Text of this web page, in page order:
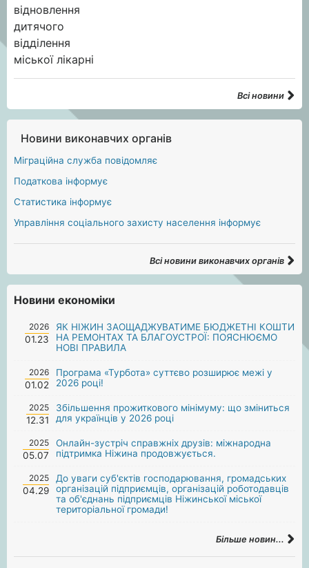
Всі новини
Новини виконавчих органів
Міграційна служба повідомляє
Податкова інформує
Статистика інформує
Управління соціального захисту населення інформує
Всі новини виконавчих органів
Новини економіки
2026
01.23
ЯК НІЖИН ЗАОЩАДЖУВАТИМЕ БЮДЖЕТНІ КОШТИ
НА РЕМОНТАХ ТА БЛАГОУСТРОЇ: ПОЯСНЮЄМО
НОВІ ПРАВИЛА
2026
01.02
Програма «Турбота» суттєво розширює межі у
2026 році!
2025
12.31
Збільшення прожиткового мінімуму: що зміниться
для українців у 2026 році
2025
05.07
Онлайн-зустріч справжніх друзів: міжнародна
підтримка Ніжина продовжується.
2025
04.29
До уваги суб'єктів господарювання, громадських
організацій підприємців, організацій роботодавців
та об'єднань підприємців Ніжинської міської
територіальної громади!
Більше новин...